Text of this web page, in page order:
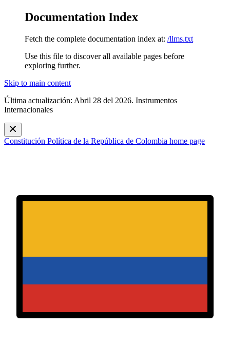
Documentation Index
Fetch the complete documentation index at: /llms.txt
Use this file to discover all available pages before
exploring further.
Skip to main content
Última actualización: Abril 28 del 2026. Instrumentos
Internacionales
Constitución Política de la República de Colombia home page